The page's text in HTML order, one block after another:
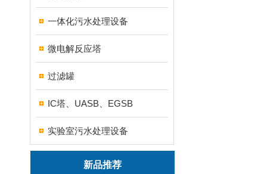
一体化污水处理设备
微电解反应塔
过滤罐
IC塔、UASB、EGSB
实验室污水处理设备
新品推荐